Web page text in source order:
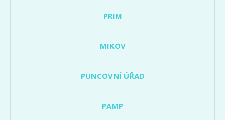
PRIM
MIKOV
PUNCOVNÍ ÚŘAD
PAMP